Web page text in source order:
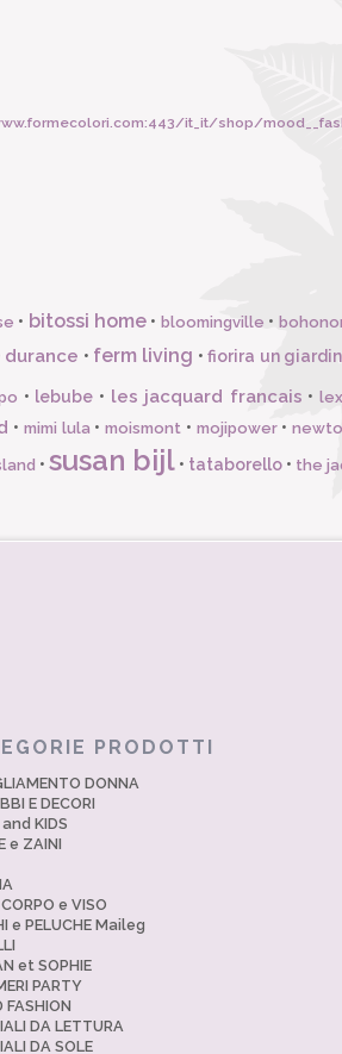
it_it/shop/
• bitossi home • bloomingville •
durance • ferm living •fiorira un
• lebube • les jacquard francais •
• mimi lula •moismont • mojipower•
• susan bijl • tataborello • the
PRODOTTI
DONNA
E DECORI
KIDS
e ZAINI
e VISO
e PELUCHE Maileg
et SOPHIE
PARTY
FASHION
DA LETTURA
DA SOLE